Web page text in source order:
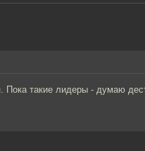
Пока такие лидеры - думаю